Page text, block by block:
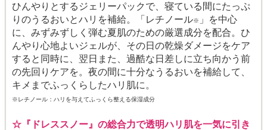
ひんやりとするジェリーパックで、寝ている間にたっぷ
りのうるおいとハリを補給。「レチノール※
」を中心
に、みずみずしく弾む夏肌のための厳選成分を配合。ひ
んやり心地よいジェルが、その日の乾燥ダメージをケア
すると同時に、翌日また、過酷な日差しに立ち向かう前
の先回りケアを。夜の間に十分なうるおいを補給して、
キメまでふっくらしたハリ肌に。
※レチノール：ハリを与えてふっくら整える保湿成分
☆『ドレススノー』の総合力で透明ハリ肌を一気に引き